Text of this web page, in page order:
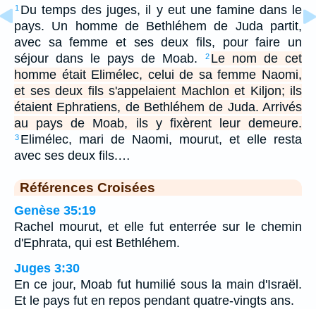
1 Du temps des juges, il y eut une famine dans le
pays. Un homme de Bethléhem de Juda partit,
avec sa femme et ses deux fils, pour faire un
séjour dans le pays de Moab.
2 Le nom de cet
homme était Elimélec, celui de sa femme Naomi,
et ses deux fils s'appelaient Machlon et Kiljon; ils
étaient Ephratiens, de Bethléhem de Juda. Arrivés
au pays de Moab, ils y fixèrent leur demeure.
3 Elimélec, mari de Naomi, mourut, et elle resta
avec ses deux fils.…
Références Croisées
Genèse 35:19
Rachel mourut, et elle fut enterrée sur le chemin
d'Ephrata, qui est Bethléhem.
Juges 3:30
En ce jour, Moab fut humilié sous la main d'Israël.
Et le pays fut en repos pendant quatre-vingts ans.